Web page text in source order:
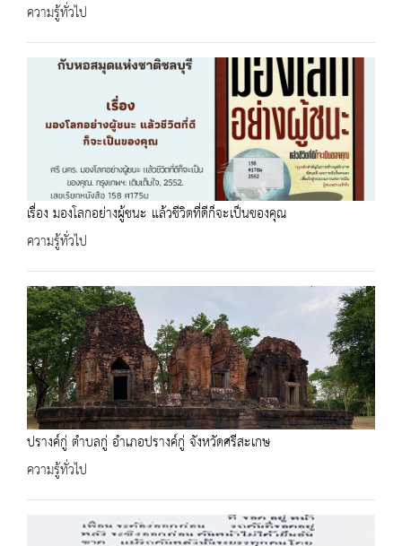
ความรู้ทั่วไป
เรื่อง มองโลกอย่างผู้ชนะ แล้วชีวิตที่ดีก็จะเป็นของคุณ
ความรู้ทั่วไป
ปรางค์กู่ ตำบลกู่ อำเภอปรางค์กู่ จังหวัดศรีสะเกษ
ความรู้ทั่วไป